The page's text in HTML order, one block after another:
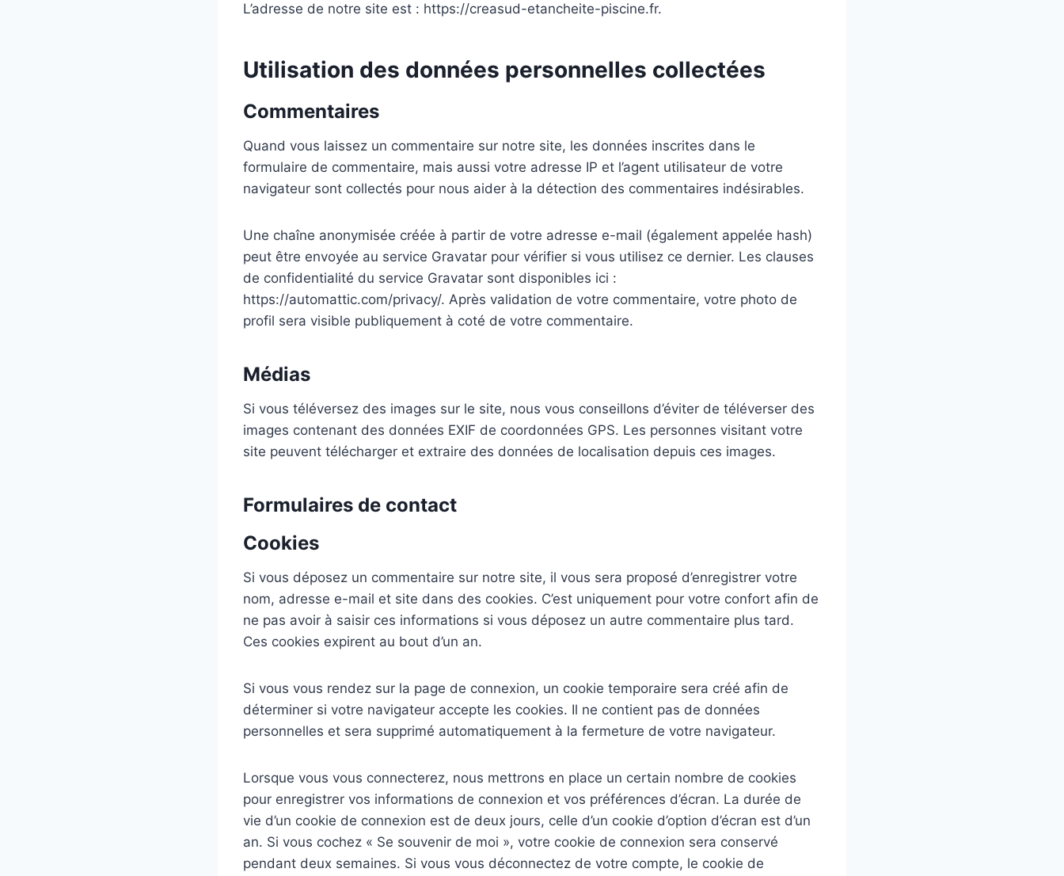
L’adresse de notre site est : https://creasud-etancheite-piscine.fr.
Utilisation des données personnelles collectées
Commentaires
Quand vous laissez un commentaire sur notre site, les données inscrites dans le
formulaire de commentaire, mais aussi votre adresse IP et l’agent utilisateur de votre
navigateur sont collectés pour nous aider à la détection des commentaires indésirables.
Une chaîne anonymisée créée à partir de votre adresse e-mail (également appelée hash)
peut être envoyée au service Gravatar pour vérifier si vous utilisez ce dernier. Les clauses
de confidentialité du service Gravatar sont disponibles ici :
https://automattic.com/privacy/. Après validation de votre commentaire, votre photo de
profil sera visible publiquement à coté de votre commentaire.
Médias
Si vous téléversez des images sur le site, nous vous conseillons d’éviter de téléverser des
images contenant des données EXIF de coordonnées GPS. Les personnes visitant votre
site peuvent télécharger et extraire des données de localisation depuis ces images.
Formulaires de contact
Cookies
Si vous déposez un commentaire sur notre site, il vous sera proposé d’enregistrer votre
nom, adresse e-mail et site dans des cookies. C’est uniquement pour votre confort afin de
ne pas avoir à saisir ces informations si vous déposez un autre commentaire plus tard.
Ces cookies expirent au bout d’un an.
Si vous vous rendez sur la page de connexion, un cookie temporaire sera créé afin de
déterminer si votre navigateur accepte les cookies. Il ne contient pas de données
personnelles et sera supprimé automatiquement à la fermeture de votre navigateur.
Lorsque vous vous connecterez, nous mettrons en place un certain nombre de cookies
pour enregistrer vos informations de connexion et vos préférences d’écran. La durée de
vie d’un cookie de connexion est de deux jours, celle d’un cookie d’option d’écran est d’un
an. Si vous cochez « Se souvenir de moi », votre cookie de connexion sera conservé
pendant deux semaines. Si vous vous déconnectez de votre compte, le cookie de